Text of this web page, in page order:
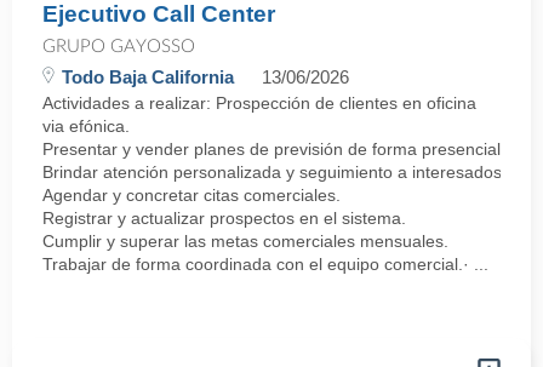
Ejecutivo Call Center
GRUPO GAYOSSO
Todo Baja California 13/06/2026
Actividades a realizar: Prospección de clientes en oficina
via efónica.
Presentar y vender planes de previsión de forma presencial.
Brindar atención personalizada y seguimiento a interesados.
Agendar y concretar citas comerciales.
Registrar y actualizar prospectos en el sistema.
Cumplir y superar las metas comerciales mensuales.
Trabajar de forma coordinada con el equipo comercial.· ...